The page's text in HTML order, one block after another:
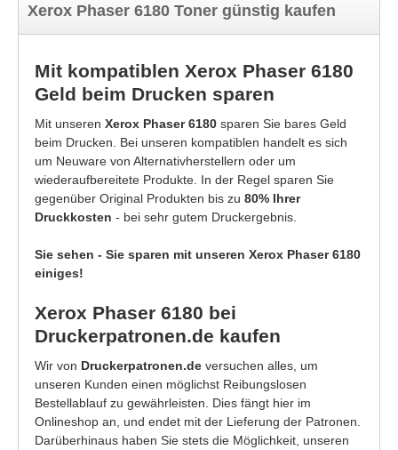
Xerox Phaser 6180 Toner günstig kaufen
Mit kompatiblen Xerox Phaser 6180
Geld beim Drucken sparen
Mit unseren Xerox Phaser 6180 sparen Sie bares Geld
beim Drucken. Bei unseren kompatiblen handelt es sich
um Neuware von Alternativherstellern oder um
wiederaufbereitete Produkte. In der Regel sparen Sie
gegenüber Original Produkten bis zu 80% Ihrer
Druckkosten - bei sehr gutem Druckergebnis.
Sie sehen - Sie sparen mit unseren Xerox Phaser 6180
einiges!
Xerox Phaser 6180 bei
Druckerpatronen.de kaufen
Wir von Druckerpatronen.de versuchen alles, um
unseren Kunden einen möglichst Reibungslosen
Bestellablauf zu gewährleisten. Dies fängt hier im
Onlineshop an, und endet mit der Lieferung der Patronen.
Darüberhinaus haben Sie stets die Möglichkeit, unseren